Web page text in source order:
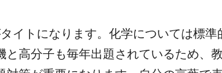
イトになります。化学については標準
高分子も毎年出題されているため、